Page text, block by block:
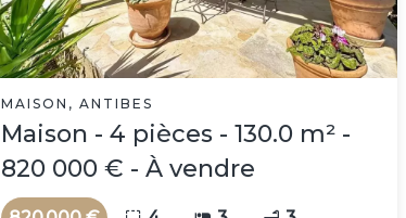
MAISON, ANTIBES
Maison - 4 pièces - 130.0 m² -
820 000 € - À vendre